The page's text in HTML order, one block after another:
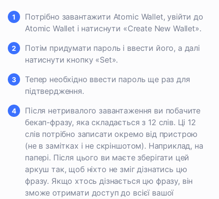
Потрібно завантажити Atomic Wallet, увійти до
Atomic Wallet і натиснути «Create New Wallet».
Потім придумати пароль і ввести його, а далі
натиснути кнопку «Set».
Тепер необхідно ввести пароль ще раз для
підтвердження.
Після нетривалого завантаження ви побачите
бекап-фразу, яка складається з 12 слів. Ці 12
слів потрібно записати окремо від пристрою
(не в замітках і не скріншотом). Наприклад, на
папері. Після цього ви маєте зберігати цей
аркуш так, щоб ніхто не зміг дізнатись цю
фразу. Якщо хтось дізнається цю фразу, він
зможе отримати доступ до всієї вашої